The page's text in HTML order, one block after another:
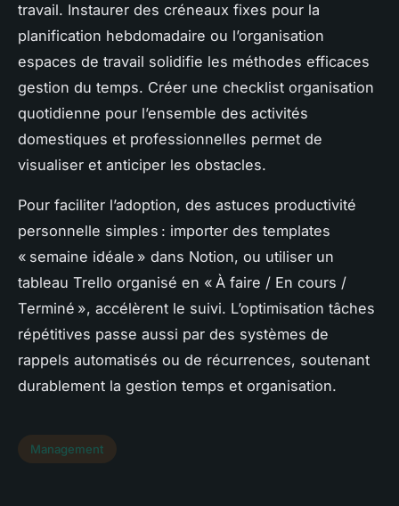
travail. Instaurer des créneaux fixes pour la
planification hebdomadaire ou l’organisation
espaces de travail solidifie les méthodes efficaces
gestion du temps. Créer une checklist organisation
quotidienne pour l’ensemble des activités
domestiques et professionnelles permet de
visualiser et anticiper les obstacles.
Pour faciliter l’adoption, des astuces productivité
personnelle simples : importer des templates
« semaine idéale » dans Notion, ou utiliser un
tableau Trello organisé en « À faire / En cours /
Terminé », accélèrent le suivi. L’optimisation tâches
répétitives passe aussi par des systèmes de
rappels automatisés ou de récurrences, soutenant
durablement la gestion temps et organisation.
Management